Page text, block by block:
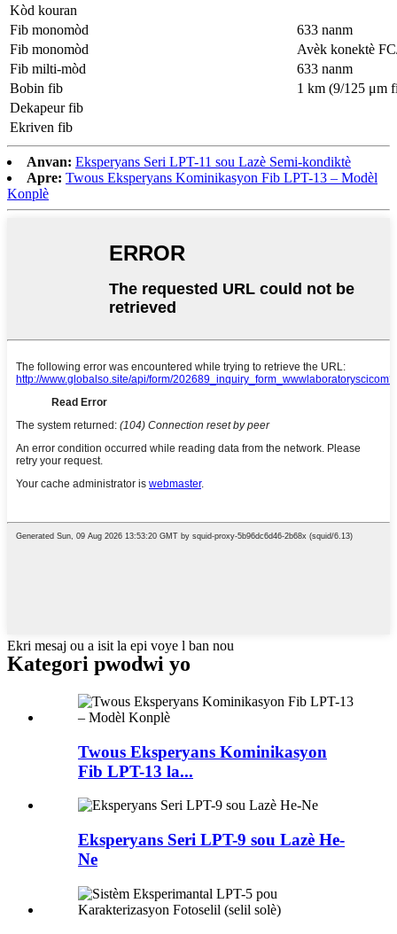
Kòd kouran
Fib monomòd
633 nanm
Fib monomòd
Avèk konektè
Fib milti-mòd
633 nanm
Bobin fib
1 km (9/125 μm
Dekapeur fib
Ekriven fib
Anvan: Eksperyans Seri LPT-11 sou Lazè Semi-kondiktè
Apre: Twous Eksperyans Kominikasyon Fib LPT-13 – Modèl
Konplè
Ekri mesaj ou a isit la epi voye l ban nou
Kategori pwodwi yo
Twous Eksperyans Kominikasyon
Fib LPT-13 la...
Eksperyans Seri LPT-9 sou Lazè He-
Ne